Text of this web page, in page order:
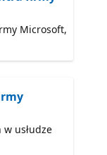
Microsoft,
usłudze